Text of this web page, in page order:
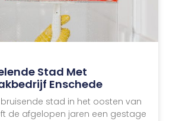
Stad Met
Enschede
bruisende stad in het oosten van
de afgelopen jaren een gestage